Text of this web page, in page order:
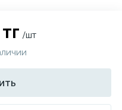
/шт